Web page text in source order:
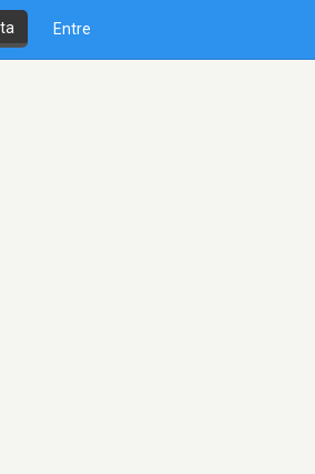
Entre